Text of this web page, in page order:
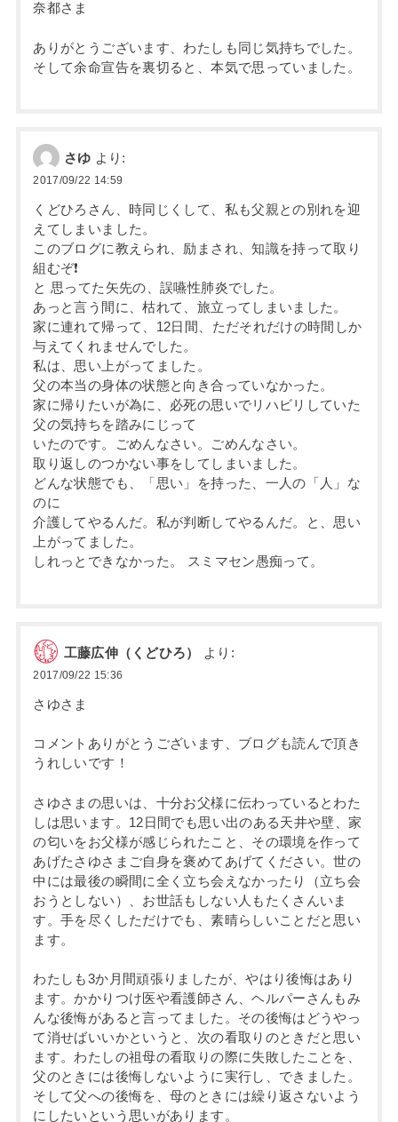
奈都さま
ありがとうございます、わたしも同じ気持ちでした。
そして余命宣告を裏切ると、本気で思っていました。
さゆ より:
2017/09/22 14:59
くどひろさん、時同じくして、私も父親との別れを迎
えてしまいました。
このブログに教えられ、励まされ、知識を持って取り
組むぞ❗️
と 思ってた矢先の、誤嚥性肺炎でした。
あっと言う間に、枯れて、旅立ってしまいました。
家に連れて帰って、12日間、ただそれだけの時間しか
与えてくれませんでした。
私は、思い上がってました。
父の本当の身体の状態と向き合っていなかった。
家に帰りたいが為に、必死の思いでリハビリしていた
父の気持ちを踏みにじって
いたのです。ごめんなさい。ごめんなさい。
取り返しのつかない事をしてしまいました。
どんな状態でも、「思い」を持った、一人の「人」な
のに
介護してやるんだ。私が判断してやるんだ。と、思い
上がってました。
しれっとできなかった。 スミマセン愚痴って。
工藤広伸（くどひろ） より:
2017/09/22 15:36
さゆさま
コメントありがとうございます、ブログも読んで頂き
うれしいです！
さゆさまの思いは、十分お父様に伝わっているとわた
しは思います。12日間でも思い出のある天井や壁、家
の匂いをお父様が感じられたこと、その環境を作って
あげたさゆさまご自身を褒めてあげてください。世の
中には最後の瞬間に全く立ち会えなかったり（立ち会
おうとしない）、お世話もしない人もたくさんいま
す。手を尽くしただけでも、素晴らしいことだと思い
ます。
わたしも3か月間頑張りましたが、やはり後悔はあり
ます。かかりつけ医や看護師さん、ヘルパーさんもみ
んな後悔があると言ってました。その後悔はどうやっ
て消せばいいかというと、次の看取りのときだと思い
ます。わたしの祖母の看取りの際に失敗したことを、
父のときには後悔しないように実行し、できました。
そして父への後悔を、母のときには繰り返さないよう
にしたいという思いがあります。